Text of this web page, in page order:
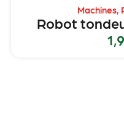
Machines,
Robot